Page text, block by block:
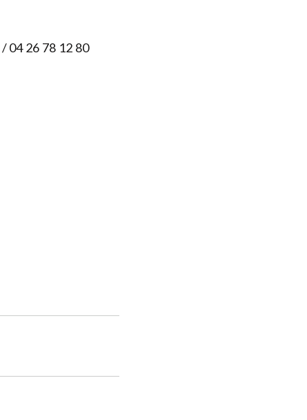
/ 04 26 78 12 80